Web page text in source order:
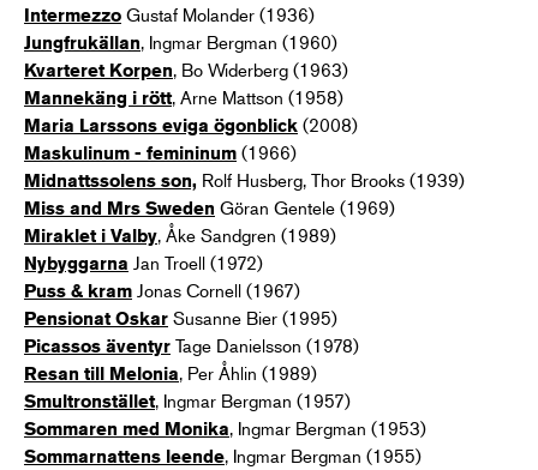
Intermezzo Gustaf Molander (1936)
Jungfrukällan, Ingmar Bergman (1960)
Kvarteret Korpen, Bo Widerberg (1963)
Mannekäng i rött, Arne Mattson (1958)
Maria Larssons eviga ögonblick (2008)
Maskulinum - femininum (1966)
Midnattssolens son, Rolf Husberg, Thor Brooks (1939)
Miss and Mrs Sweden Göran Gentele (1969)
Miraklet i Valby, Åke Sandgren (1989)
Nybyggarna Jan Troell (1972)
Puss & kram Jonas Cornell (1967)
Pensionat Oskar Susanne Bier (1995)
Picassos äventyr Tage Danielsson (1978)
Resan till Melonia, Per Åhlin (1989)
Smultronstället, Ingmar Bergman (1957)
Sommaren med Monika, Ingmar Bergman (1953)
Sommarnattens leende, Ingmar Bergman (1955)